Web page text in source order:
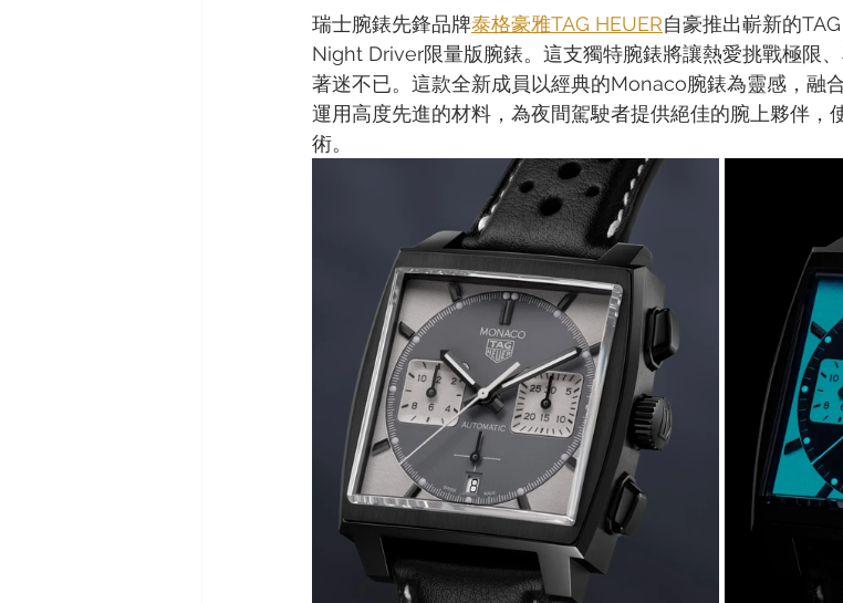
瑞士腕錶先鋒品牌泰格豪雅TAG HEUER自豪推出嶄新的
Night Driver限量版腕錶。這支獨特腕錶將讓熱愛挑戰極限
著迷不已。這款全新成員以經典的Monaco腕錶為靈感，融
運用高度先進的材料，為夜間駕駛者提供絕佳的腕上夥伴，
術。